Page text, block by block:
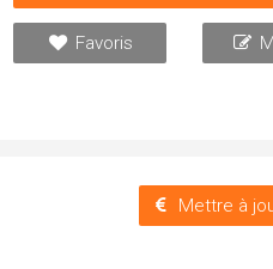
Favoris
Mettre à